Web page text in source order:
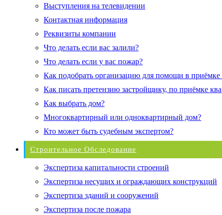
Выступления на телевидении
Контактная информация
Реквизиты компании
Что делать если вас залили?
Что делать если у вас пожар?
Как подобрать организацию для помощи в приёмке
Как писать претензию застройщику, по приёмке
Как выбрать дом?
Многоквартирный или одноквартирный дом?
Кто может быть судебным экспертом?
Строительное Обследование
Экспертиза капитальности строений
Экспертиза несущих и ограждающих конструкций
Экспертиза зданий и сооружений
Экспертиза после пожара